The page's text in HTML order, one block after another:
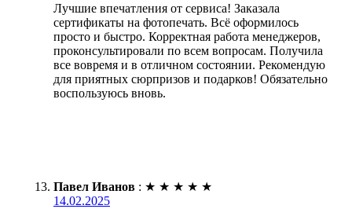
Лучшие впечатления от сервиса! Заказала
сертификаты на фотопечать. Всё оформилось
просто и быстро. Корректная работа менеджеров,
проконсультировали по всем вопросам. Получила
все вовремя и в отличном состоянии. Рекомендую
для приятных сюрпризов и подарков! Обязательно
воспользуюсь вновь.
Павел Иванов : ★ ★ ★ ★ ★
14.02.2025